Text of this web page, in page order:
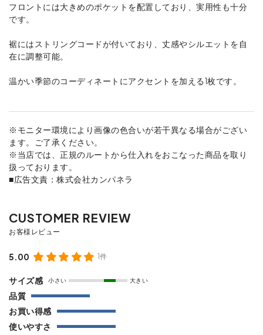
フロントには大きめのポケットを配置しており、実用性も十分
です。
裾にはストリングコードが付いており、丈感やシルエットを自
在に調整可能。
温かい季節のコーディネートにアクセントを加える1枚です。
※モニター環境により画像の色合いが若干異なる場合がござい
ます。ご了承ください。
※当店では、正規のルートから仕入れをおこなった商品を取り
扱っております。
■広告文責：株式会社カンパネラ
5.00 1件
サイズ感 小さい 大きい
品質
お買い得感
使いやすさ